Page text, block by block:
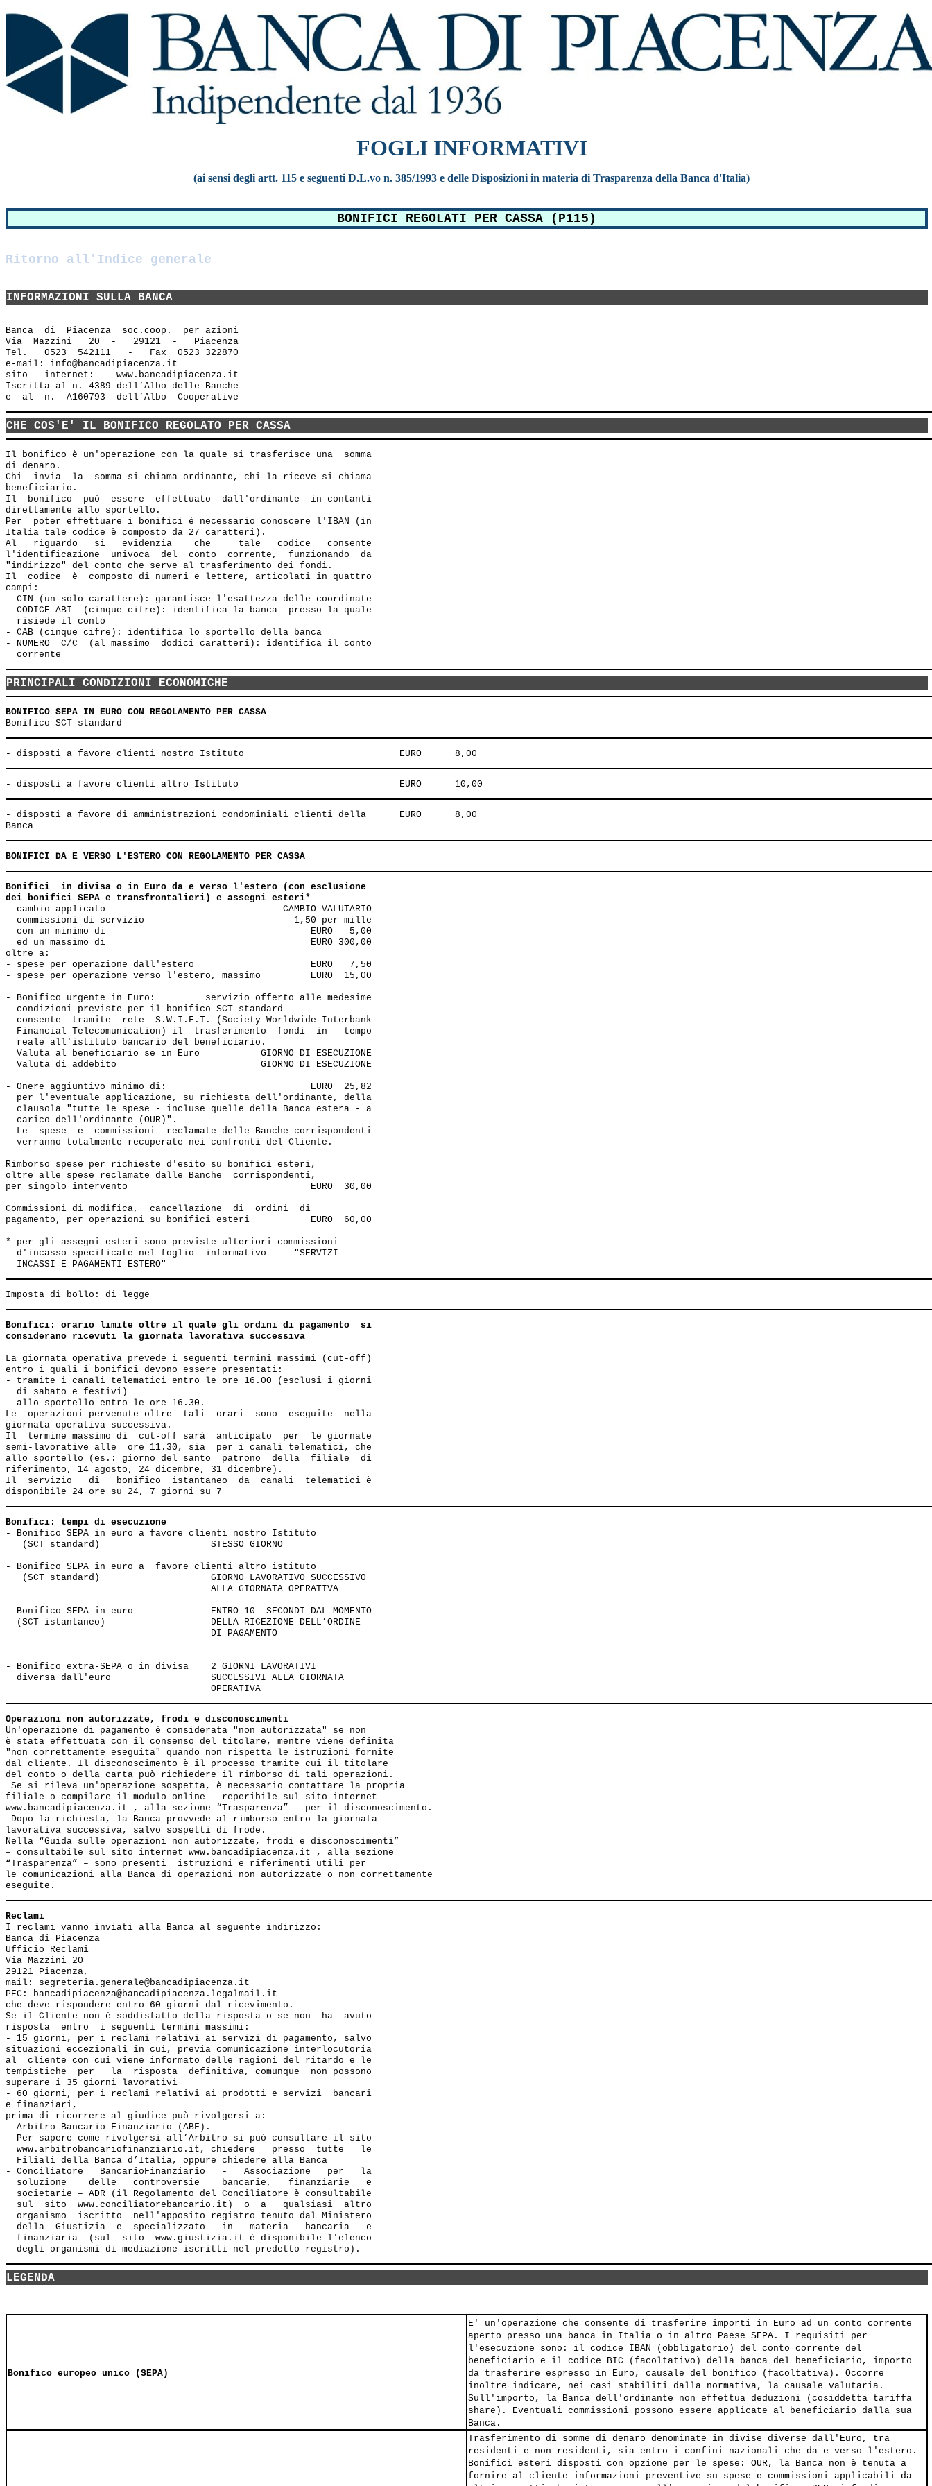
FOGLI INFORMATIVI
(ai sensi degli artt. 115 e seguenti D.L.vo n. 385/1993 e delle Disposizioni in materia di Trasparenza della Banca d'Italia)
BONIFICI REGOLATI PER CASSA (P115)
Ritorno all'Indice generale
INFORMAZIONI SULLA BANCA
Banca  di  Piacenza  soc.coop.  per azioni
Via  Mazzini   20  -   29121  -   Piacenza
Tel.   0523  542111   -   Fax  0523 322870
e-mail: info@bancadipiacenza.it
sito   internet:    www.bancadipiacenza.it
Iscritta al n. 4389 dell’Albo delle Banche
CHE COS'E' IL BONIFICO REGOLATO PER CASSA
Il bonifico è un'operazione con la quale si trasferisce una  somma
di denaro.
Chi  invia  la  somma si chiama ordinante, chi la riceve si chiama
beneficiario.
Il  bonifico  può  essere  effettuato  dall'ordinante  in contanti
direttamente allo sportello.
Per  poter effettuare i bonifici è necessario conoscere l'IBAN (in
Italia tale codice è composto da 27 caratteri).
Al   riguardo   si   evidenzia    che     tale   codice   consente
l'identificazione  univoca  del  conto  corrente,  funzionando  da
"indirizzo" del conto che serve al trasferimento dei fondi.
Il  codice  è  composto di numeri e lettere, articolati in quattro
campi:
- CIN (un solo carattere): garantisce l'esattezza delle coordinate
- CODICE ABI  (cinque cifre): identifica la banca  presso la quale
  risiede il conto
- CAB (cinque cifre): identifica lo sportello della banca
- NUMERO  C/C  (al massimo  dodici caratteri): identifica il conto
PRINCIPALI CONDIZIONI ECONOMICHE
BONIFICO SEPA IN EURO CON REGOLAMENTO PER CASSA
- disposti a favore di amministrazioni condominiali clienti della      EURO      8,00
BONIFICI DA E VERSO L'ESTERO CON REGOLAMENTO PER CASSA
Bonifici  in divisa o in Euro da e verso l'estero (con esclusione
dei bonifici SEPA e transfrontalieri) e assegni esteri*
- cambio applicato                                CAMBIO VALUTARIO
- commissioni di servizio                           1,50 per mille
  con un minimo di                                     EURO   5,00
  ed un massimo di                                     EURO 300,00
oltre a:
- spese per operazione dall'estero                     EURO   7,50
- spese per operazione verso l'estero, massimo         EURO  15,00
- Bonifico urgente in Euro:         servizio offerto alle medesime
  condizioni previste per il bonifico SCT standard
  consente  tramite  rete  S.W.I.F.T. (Society Worldwide Interbank
  Financial Telecomunication) il  trasferimento  fondi  in   tempo
  reale all'istituto bancario del beneficiario.
  Valuta al beneficiario se in Euro           GIORNO DI ESECUZIONE
  Valuta di addebito                          GIORNO DI ESECUZIONE
- Onere aggiuntivo minimo di:                          EURO  25,82
  per l'eventuale applicazione, su richiesta dell'ordinante, della
  clausola "tutte le spese - incluse quelle della Banca estera - a
  carico dell'ordinante (OUR)".
  Le  spese  e  commissioni  reclamate delle Banche corrispondenti
  verranno totalmente recuperate nei confronti del Cliente.
Rimborso spese per richieste d'esito su bonifici esteri,
oltre alle spese reclamate dalle Banche  corrispondenti,
per singolo intervento                                 EURO  30,00
Commissioni di modifica,  cancellazione  di  ordini  di
pagamento, per operazioni su bonifici esteri           EURO  60,00
* per gli assegni esteri sono previste ulteriori commissioni
  d'incasso specificate nel foglio  informativo     "SERVIZI
Bonifici: orario limite oltre il quale gli ordini di pagamento  si
considerano ricevuti la giornata lavorativa successiva
La giornata operativa prevede i seguenti termini massimi (cut-off)
entro i quali i bonifici devono essere presentati:
- tramite i canali telematici entro le ore 16.00 (esclusi i giorni
  di sabato e festivi)
- allo sportello entro le ore 16.30.
Le  operazioni pervenute oltre  tali  orari  sono  eseguite  nella
giornata operativa successiva.
Il  termine massimo di  cut-off sarà  anticipato  per  le giornate
semi-lavorative alle  ore 11.30, sia  per i canali telematici, che
allo sportello (es.: giorno del santo  patrono  della  filiale  di
riferimento, 14 agosto, 24 dicembre, 31 dicembre).
Il  servizio   di   bonifico  istantaneo  da  canali  telematici è
Bonifici: tempi di esecuzione
- Bonifico SEPA in euro a favore clienti nostro Istituto
   (SCT standard)                    STESSO GIORNO
- Bonifico SEPA in euro a  favore clienti altro istituto
   (SCT standard)                    GIORNO LAVORATIVO SUCCESSIVO
                                     ALLA GIORNATA OPERATIVA
- Bonifico SEPA in euro              ENTRO 10  SECONDI DAL MOMENTO
  (SCT istantaneo)                   DELLA RICEZIONE DELL’ORDINE
                                     DI PAGAMENTO
- Bonifico extra-SEPA o in divisa    2 GIORNI LAVORATIVI
  diversa dall'euro                  SUCCESSIVI ALLA GIORNATA
Operazioni non autorizzate, frodi e disconoscimenti
Un'operazione di pagamento è considerata "non autorizzata" se non
è stata effettuata con il consenso del titolare, mentre viene definita
"non correttamente eseguita" quando non rispetta le istruzioni fornite
dal cliente. Il disconoscimento è il processo tramite cui il titolare
del conto o della carta può richiedere il rimborso di tali operazioni.
Se si rileva un'operazione sospetta, è necessario contattare la propria
filiale o compilare il modulo online - reperibile sul sito internet
www.bancadipiacenza.it , alla sezione “Trasparenza” - per il disconoscimento.
Dopo la richiesta, la Banca provvede al rimborso entro la giornata
lavorativa successiva, salvo sospetti di frode.
Nella “Guida sulle operazioni non autorizzate, frodi e disconoscimenti”
– consultabile sul sito internet www.bancadipiacenza.it , alla sezione
“Trasparenza” – sono presenti  istruzioni e riferimenti utili per
le comunicazioni alla Banca di operazioni non autorizzate o non correttamente
Reclami
I reclami vanno inviati alla Banca al seguente indirizzo:
Banca di Piacenza
Ufficio Reclami
Via Mazzini 20
29121 Piacenza,
mail: segreteria.generale@bancadipiacenza.it
PEC: bancadipiacenza@bancadipiacenza.legalmail.it
che deve rispondere entro 60 giorni dal ricevimento.
Se il Cliente non è soddisfatto della risposta o se non  ha  avuto
risposta  entro  i seguenti termini massimi:
- 15 giorni, per i reclami relativi ai servizi di pagamento, salvo
situazioni eccezionali in cui, previa comunicazione interlocutoria
al  cliente con cui viene informato delle ragioni del ritardo e le
tempistiche  per   la  risposta  definitiva, comunque  non possono
superare i 35 giorni lavorativi
- 60 giorni, per i reclami relativi ai prodotti e servizi  bancari
e finanziari,
prima di ricorrere al giudice può rivolgersi a:
- Arbitro Bancario Finanziario (ABF).
  Per sapere come rivolgersi all’Arbitro si può consultare il sito
  www.arbitrobancariofinanziario.it, chiedere   presso  tutte   le
  Filiali della Banca d’Italia, oppure chiedere alla Banca
- Conciliatore   BancarioFinanziario   -   Associazione   per   la
  soluzione    delle   controversie    bancarie,   finanziarie   e
  societarie – ADR (il Regolamento del Conciliatore è consultabile
  sul  sito  www.conciliatorebancario.it)  o  a   qualsiasi  altro
  organismo  iscritto  nell'apposito registro tenuto dal Ministero
  della  Giustizia  e  specializzato   in   materia   bancaria   e
  finanziaria  (sul  sito  www.giustizia.it è disponibile l'elenco
LEGENDA
Bonifico europeo unico (SEPA)
E' un'operazione che consente di trasferire importi in Euro ad un conto corrente
aperto presso una banca in Italia o in altro Paese SEPA. I requisiti per
l'esecuzione sono: il codice IBAN (obbligatorio) del conto corrente del
beneficiario e il codice BIC (facoltativo) della banca del beneficiario, importo
da trasferire espresso in Euro, causale del bonifico (facoltativa). Occorre
inoltre indicare, nei casi stabiliti dalla normativa, la causale valutaria.
Sull'importo, la Banca dell'ordinante non effettua deduzioni (cosiddetta tariffa
share). Eventuali commissioni possono essere applicate al beneficiario dalla sua
Banca.
Trasferimento di somme di denaro denominate in divise diverse dall'Euro, tra
residenti e non residenti, sia entro i confini nazionali che da e verso l'estero.
Bonifici esteri disposti con opzione per le spese: OUR, la Banca non è tenuta a
fornire al cliente informazioni preventive su spese e commissioni applicabili da